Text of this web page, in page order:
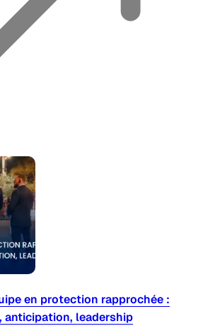
en protection rapprochée :
anticipation, leadership